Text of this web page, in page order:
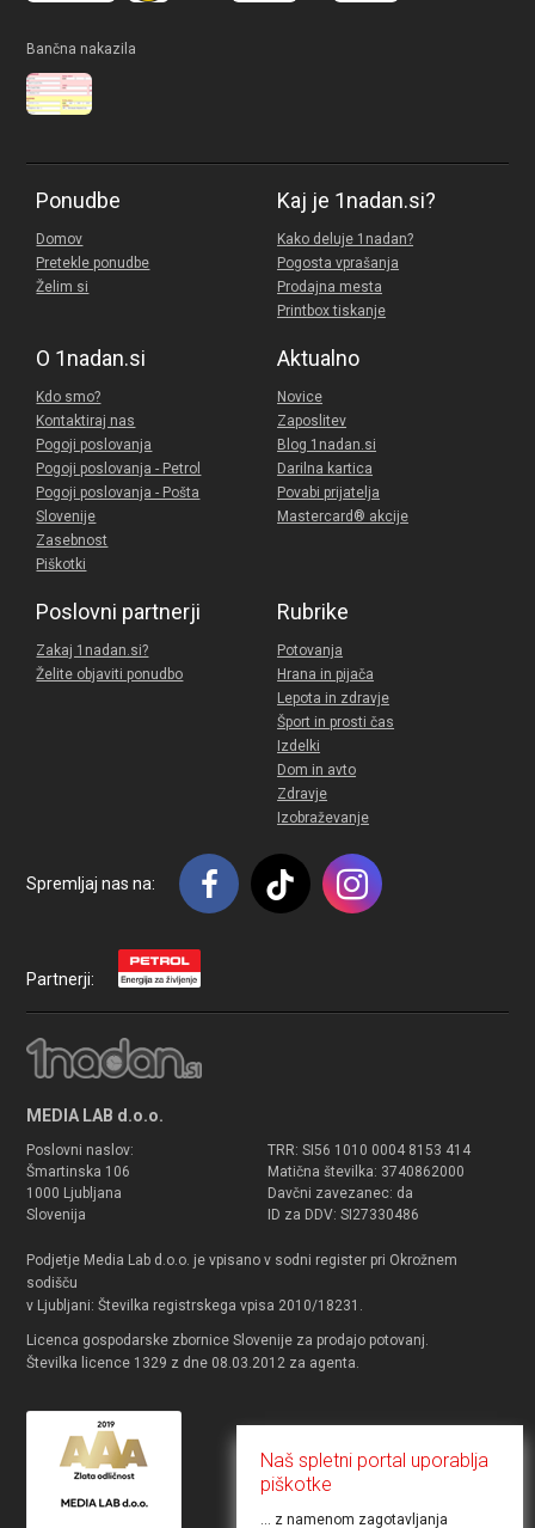
Bančna nakazila
Ponudbe
Domov
Pretekle ponudbe
Želim si
Kaj je 1nadan.si?
Kako deluje 1nadan?
Pogosta vprašanja
Prodajna mesta
Printbox tiskanje
O 1nadan.si
Kdo smo?
Kontaktiraj nas
Pogoji poslovanja
Pogoji poslovanja - Petrol
Pogoji poslovanja - Pošta
Slovenije
Zasebnost
Piškotki
Aktualno
Novice
Zaposlitev
Blog 1nadan.si
Darilna kartica
Povabi prijatelja
Mastercard® akcije
Poslovni partnerji
Zakaj 1nadan.si?
Želite objaviti ponudbo
Rubrike
Potovanja
Hrana in pijača
Lepota in zdravje
Šport in prosti čas
Izdelki
Dom in avto
Zdravje
Izobraževanje
Spremljaj nas na:
Partnerji:
MEDIA LAB d.o.o.
Poslovni naslov:
Šmartinska 106
1000 Ljubljana
Slovenija
TRR: SI56 1010 0004 8153 414
Matična številka: 3740862000
Davčni zavezanec: da
ID za DDV: SI27330486
Podjetje Media Lab d.o.o. je vpisano v sodni register pri Okrožnem
sodišču
v Ljubljani: Številka registrskega vpisa 2010/18231.
Licenca gospodarske zbornice Slovenije za prodajo potovanj.
Številka licence 1329 z dne 08.03.2012 za agenta.
Naš spletni portal uporablja
piškotke
... z namenom zagotavljanja